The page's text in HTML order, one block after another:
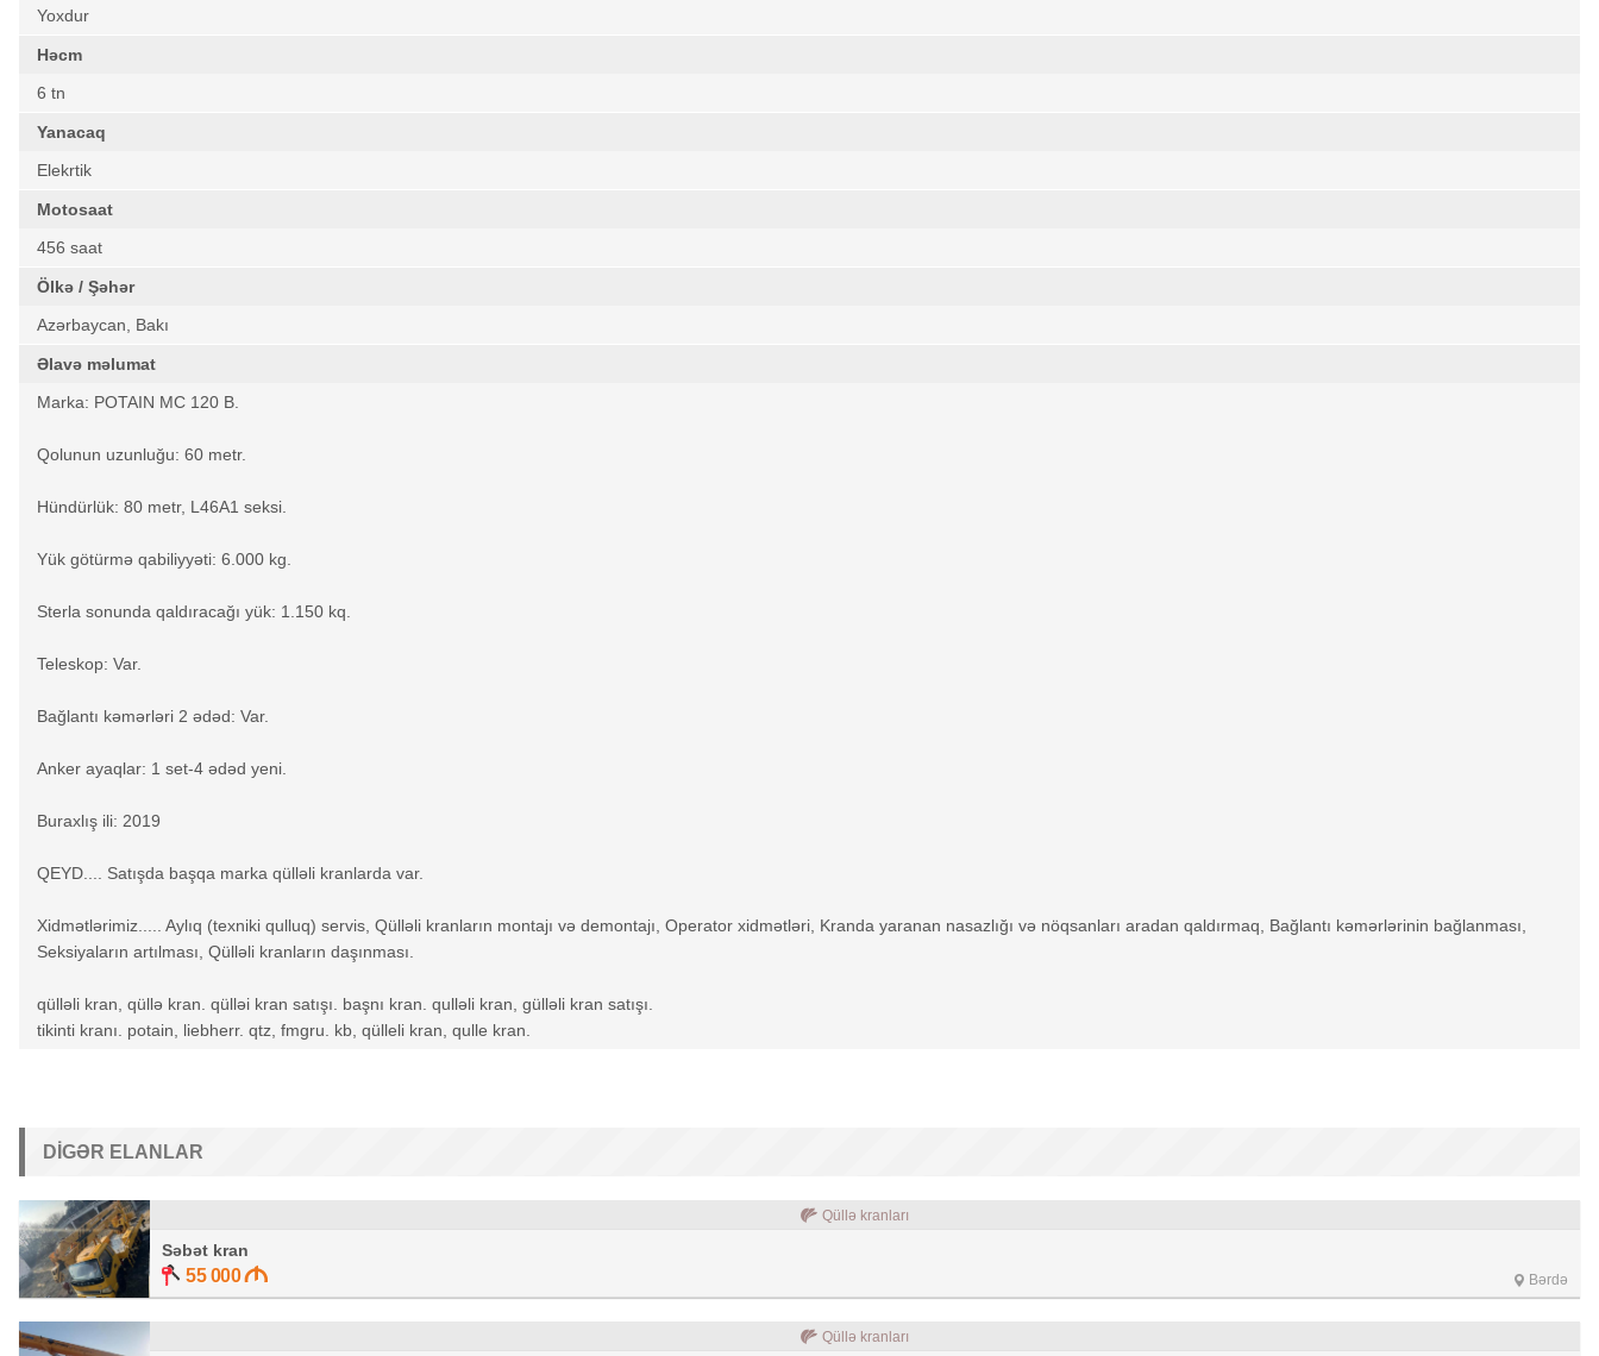
Yoxdur
Həcm
6 tn
Yanacaq
Elekrtik
Motosaat
456 saat
Ölkə / Şəhər
Azərbaycan, Bakı
Əlavə məlumat
Marka: POTAIN MC 120 B.
Qolunun uzunluğu: 60 metr.
Hündürlük: 80 metr, L46A1 seksi.
Yük götürmə qabiliyyəti: 6.000 kg.
Sterla sonunda qaldıracağı yük: 1.150 kq.
Teleskop: Var.
Bağlantı kəmərləri 2 ədəd: Var.
Anker ayaqlar: 1 set-4 ədəd yeni.
Buraxlış ili: 2019
QEYD.... Satışda başqa marka qülləli kranlarda var.
Xidmətlərimiz..... Aylıq (texniki qulluq) servis, Qülləli kranların montajı və demontajı, Operator xidmətləri, Kranda yaranan nasazlığı və nöqsanları aradan qaldırmaq, Bağlantı kəmərlərinin bağlanması,
Seksiyaların artılması, Qülləli kranların daşınması.
qülləli kran, qüllə kran. qülləi kran satışı. başnı kran. qulləli kran, gülləli kran satışı.
tikinti kranı. potain, liebherr. qtz, fmgru. kb, qülleli kran, qulle kran.
DIGƏR ELANLAR
Qüllə kranları
Səbət kran
55 000 Bərdə
Qüllə kranları